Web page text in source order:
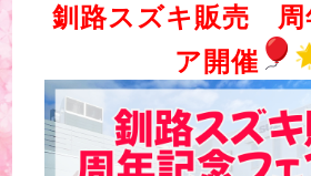
釧路スズキ販売 周
ア開催